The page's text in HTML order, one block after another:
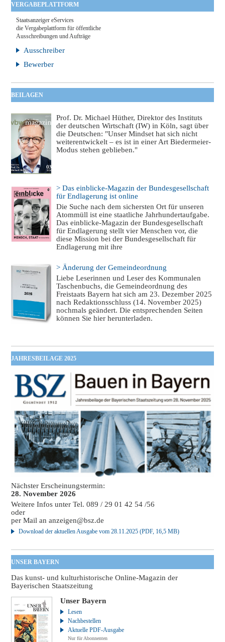
VERGABEPLATTFORM
Staatsanzeiger eServices
die Vergabeplattform für öffentliche
Ausschreibungen und Aufträge
Ausschreiber
Bewerber
BEILAGEN
Prof. Dr. Michael Hüther, Direktor des Instituts
der deutschen Wirtschaft (IW) in Köln, sagt über
die Deutschen: "Unser Mindset hat sich nicht
weiterentwickelt – es ist in einer Art Biedermeier-
Modus stehen geblieben."
> Das einblicke-Magazin der Bundesgesellschaft
für Endlagerung ist online
Die Suche nach dem sichersten Ort für unseren
Atommüll ist eine staatliche Jahrhundertaufgabe.
Das einblicke-Magazin der Bundesgesellschaft
für Endlagerung stellt vier Menschen vor, die
diese Mission bei der Bundesgesellschaft für
Endlagerung mit ihre
> Änderung der Gemeindeordnung
Liebe Leserinnen und Leser des Kommunalen
Taschenbuchs, die Gemeindeordnung des
Freistaats Bayern hat sich am 23. Dezember 2025
nach Redaktionsschluss (14. November 2025)
nochmals geändert. Die entsprechenden Seiten
können Sie hier herunterladen.
JAHRESBEILAGE 2025
Nächster Erscheinungstermin:
28. November 2026
Weitere Infos unter Tel. 089 / 29 01 42 54 /56
oder
per Mail ananzeigen@bsz.de
Download der aktuellen Ausgabe vom 28.11.2025 (PDF, 16,5 MB)
UNSER BAYERN
Das kunst- und kulturhistorische Online-Magazin der
Bayerischen Staatszeitung
Unser Bayern
Lesen
Nachbestellen
Aktuelle PDF-Ausgabe
Nur für Abonnenten